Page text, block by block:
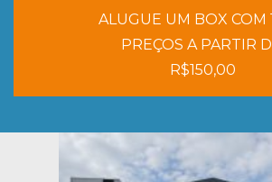
ALUGUE UM BOX COM
PREÇOS A PARTIR
R$150,00